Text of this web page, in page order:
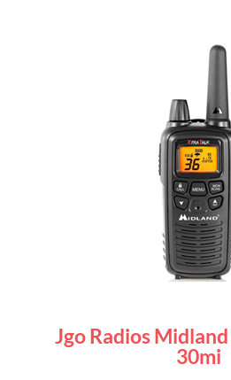
Jgo Radios
30mi